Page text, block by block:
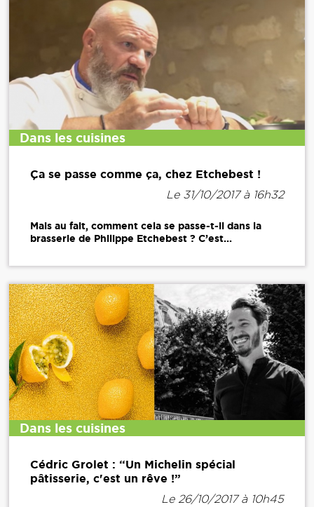
Dans les cuisines
Ça se passe comme ça, chez Etchebest !
Le 31/10/2017 à 16h32
Mais au fait, comment cela se passe-t-il dans la
brasserie de Philippe Etchebest ? C’est...
Dans les cuisines
Cédric Grolet : “Un Michelin spécial
pâtisserie, c'est un rêve !”
Le 26/10/2017 à 10h45